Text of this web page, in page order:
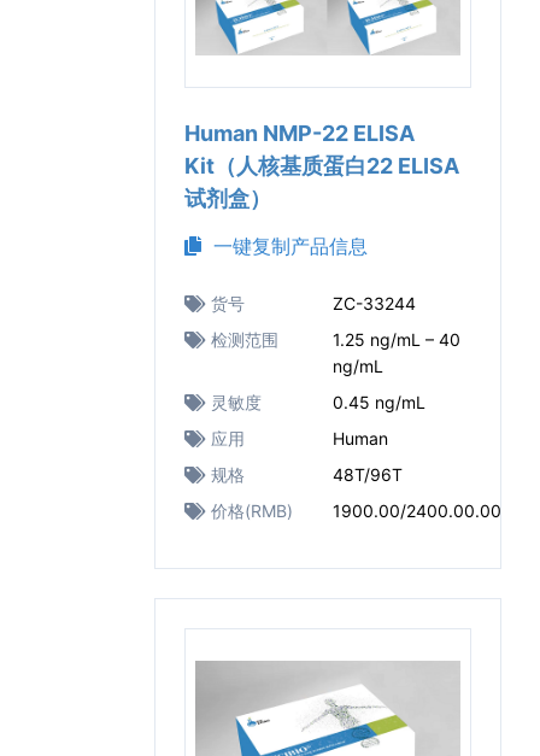
Human NMP-22 ELISA
Kit（人核基质蛋白22 ELISA
试剂盒）
一键复制产品信息
货号
ZC-33244
检测范围
1.25 ng/mL – 40
ng/mL
灵敏度
0.45 ng/mL
应用
Human
规格
48T/96T
价格(RMB)
1900.00/2400.00.00